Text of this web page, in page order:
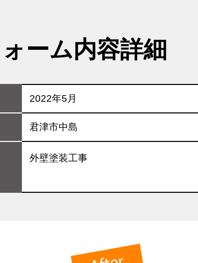
ーム内容詳細
2022年5月
君津市中島
外壁塗装工事